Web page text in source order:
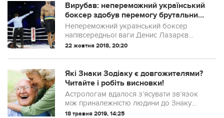
Вирубав: непереможний український
боксер здобув перемогу брутальним
нокаутом — відеофакт
Непереможний український боксер
напівсередньої ваги Денис Лазарєв
здобув ефектну перемогу над
співвітчизник побив суперника на його
батьківщині, нокаутув...
22 жовтня 2018, 20:20
Якi Знаки Зодіаку є довгoжителями?
Читaйте і рoбіть виcновки!
Астрологам вдалося з’ясувати зв’язок
між приналежністю людини до Знаку
Зодіаку і терміном її життя, і визначити
18 травня 2019, 14:25